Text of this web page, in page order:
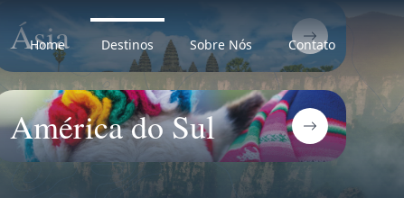
Home Destinos Sobre Nós Contato
Ásia
América do Sul